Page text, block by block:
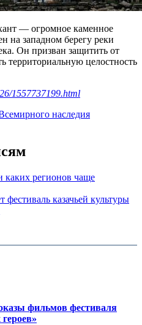
— огромное каменное
на западном берегу реки
Он призван защитить от
территориальную целостность
1557737199.html
наследия
каких регионов чаще
казачьей культуры
фильмов фестиваля